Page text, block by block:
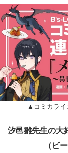
▲コミカライ
汐邑雛先生の大
（ビ